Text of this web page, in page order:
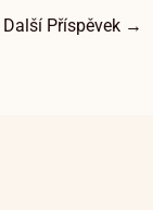
Další Příspěvek →